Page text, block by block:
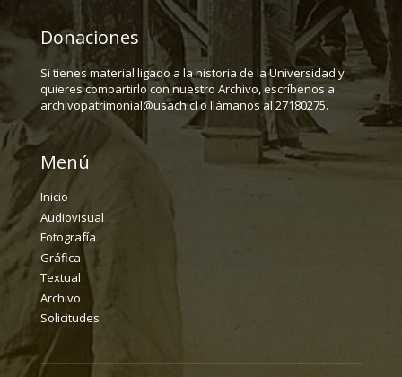
Donaciones
Si tienes material ligado a la historia de la Universidad y
quieres compartirlo con nuestro Archivo, escríbenos a
archivopatrimonial@usach.cl o llámanos al 27180275.
Menú
Inicio
Audiovisual
Fotografía
Gráfica
Textual
Archivo
Solicitudes